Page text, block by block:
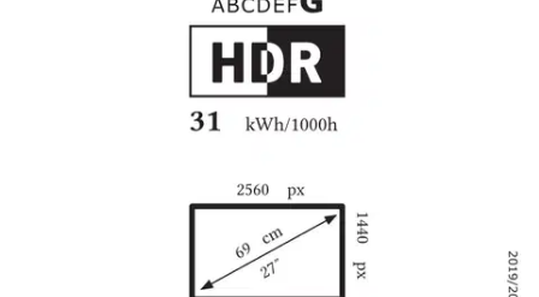
Ilmainen toimitus yli 100 €:n tilauksille
Postin pakettiautomaattiin tai
palvelupisteeseen!
Etu ei koske Suuri‑lisäpalvelulla toimitettavia tuotteita.
Tarkista myymäläsaatavuus